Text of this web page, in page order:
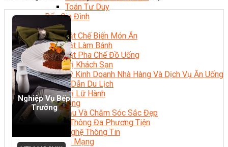
Toán Tư Duy
Bếp Gia Đình
Trung Cấp CET
Kỹ Thuật Chế Biến Món Ăn
Kỹ Thuật Làm Bánh
Kỹ Thuật Pha Chế Đồ Uống
Quản Trị Khách Sạn
Quản Lý Kinh Doanh Nhà Hàng Và Dịch Vụ Ăn Uống
Hướng Dẫn Du Lịch
Quản Trị Lữ Hành
Marketing
Tạo Mẫu Và Chăm Sóc Sắc Đẹp
Truyền Thông Đa Phương Tiện
Công Nghệ Thông Tin
An Ninh Mạng
Nghiệp Vụ Bếp
Trưởng